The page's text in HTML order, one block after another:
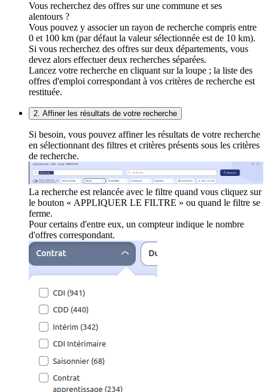
Vous recherchez des offres sur une commune et ses
alentours ?
Vous pouvez y associer un rayon de recherche compris entre
0 et 100 km (par défaut la valeur sélectionnée est de 10 km).
Si vous recherchez des offres sur deux départements, vous
devez alors effectuer deux recherches séparées.
Lancez votre recherche en cliquant sur la loupe ; la liste des
offres d'emploi correspondant à vos critères de recherche est
restituée.
2. Affiner les résultats de votre recherche
Si besoin, vous pouvez affiner les résultats de votre recherche
en sélectionnant des filtres et critères présents sous les critères
de recherche.
La recherche est relancée avec le filtre quand vous cliquez sur
le bouton « APPLIQUER LE FILTRE » ou quand le filtre se
ferme.
Pour certains d'entre eux, un compteur indique le nombre
d'offres correspondant.